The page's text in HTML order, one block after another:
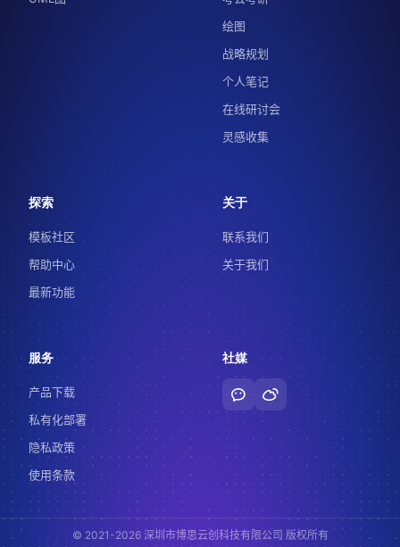
绘图
战略规划
个人笔记
在线研讨会
灵感收集
探索
模板社区
帮助中心
最新功能
关于
联系我们
关于我们
服务
产品下载
私有化部署
隐私政策
使用条款
社媒
© 2021-2026 深圳市博思云创科技有限公司 版权所有